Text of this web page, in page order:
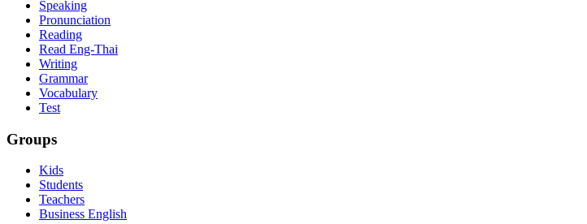
Speaking
Pronunciation
Reading
Read Eng-Thai
Writing
Grammar
Vocabulary
Test
Groups
Kids
Students
Teachers
Business English